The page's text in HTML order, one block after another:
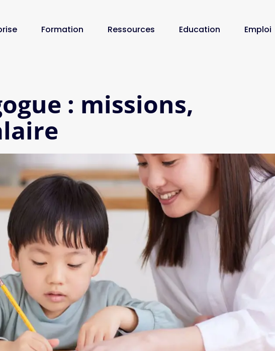
Formation Ressources Education Emploi
: missions,